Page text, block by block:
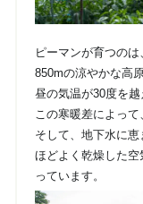
ピーマンが育つの
850mの涼やかな高原
昼の気温が30度を越
この寒暖差によって
そして、地下水に
ほどよく乾燥した空
っています。